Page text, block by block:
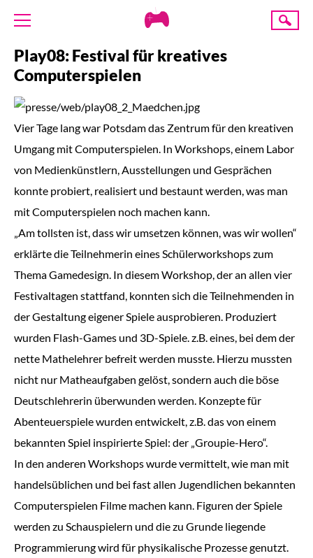
Creative
ÜBER UNS
AKTUELLES
TERMINE
ANGEBOTE
PROJEKTE
PRESSE
SPENDE
Suche
Play08: Festival für kreatives
Computerspielen
Vier Tage lang war Potsdam das Zentrum für den kreativen
Umgang mit Computerspielen. In Workshops, einem Labor
von Medienkünstlern, Ausstellungen und Gesprächen
konnte probiert, realisiert und bestaunt werden, was man
mit Computerspielen noch machen kann.
„Am tollsten ist, dass wir umsetzen können, was wir wollen“
erklärte die Teilnehmerin eines Schülerworkshops zum
Thema Gamedesign. In diesem Workshop, der an allen vier
Festivaltagen stattfand, konnten sich die Teilnehmenden in
der Gestaltung eigener Spiele ausprobieren. Produziert
wurden Flash-Games und 3D-Spiele. z.B. eines, bei dem der
nette Mathelehrer befreit werden musste. Hierzu mussten
nicht nur Matheaufgaben gelöst, sondern auch die böse
Deutschlehrerin überwunden werden. Konzepte für
Abenteuerspiele wurden entwickelt, z.B. das von einem
bekannten Spiel inspirierte Spiel: der „Groupie-Hero“.
In den anderen Workshops wurde vermittelt, wie man mit
handelsüblichen und bei fast allen Jugendlichen bekannten
Computerspielen Filme machen kann. Figuren der Spiele
werden zu Schauspielern und die zu Grunde liegende
Programmierung wird für physikalische Prozesse genutzt.